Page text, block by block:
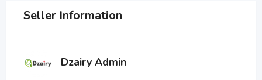
Seller Information
Dzairy Admin